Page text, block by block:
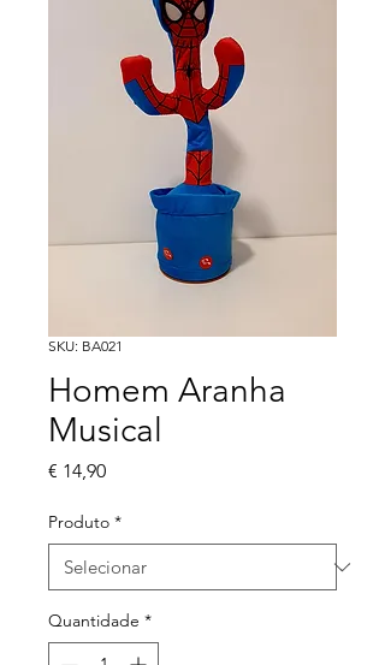
SKU: BA021
Homem Aranha
Musical
€ 14,90Preço
Produto *
Quantidade *